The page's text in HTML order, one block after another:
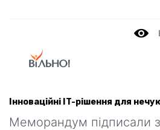
Інноваційні IT-рішення для
Меморандум підписали